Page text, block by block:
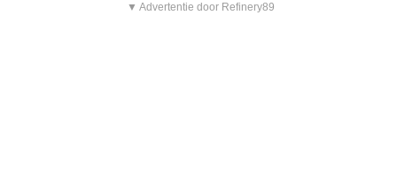
▼ Advertentie door Refinery89